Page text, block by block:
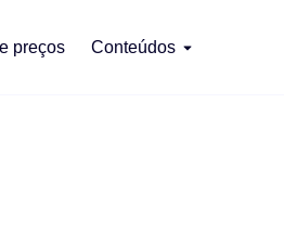
preços Conteúdos